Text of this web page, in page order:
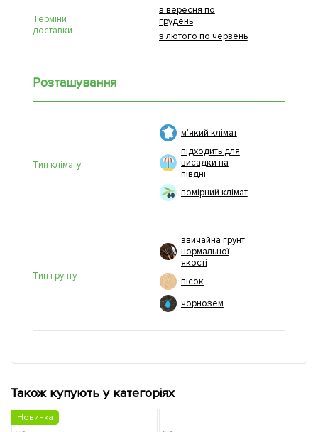
Терміни
доставки
з вересня по
грудень
з лютого по червень
Розташування
Тип клімату
м'який клімат
підходить для
висадки на
півдні
помірний клімат
Тип грунту
звичайна грунт
нормальної
якості
пісок
чорнозем
Також купують у категоріях
Новинка